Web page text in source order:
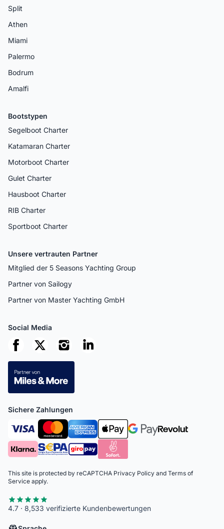
Split
Athen
Miami
Palermo
Bodrum
Amalfi
Bootstypen
Segelboot Charter
Katamaran Charter
Motorboot Charter
Gulet Charter
Hausboot Charter
RIB Charter
Sportboot Charter
Unsere vertrauten Partner
Mitglied der 5 Seasons Yachting Group
Partner von Sailogy
Partner von Master Yachting GmbH
Social Media
Sichere Zahlungen
This site is protected by reCAPTCHA Privacy Policy and Terms of
Service apply.
4.7 · 8,533 verifizierte Kundenbewertungen